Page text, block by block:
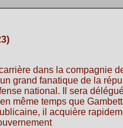
dans la compagnie
grand fanatique de la
national. Il sera
même temps que
il acquière